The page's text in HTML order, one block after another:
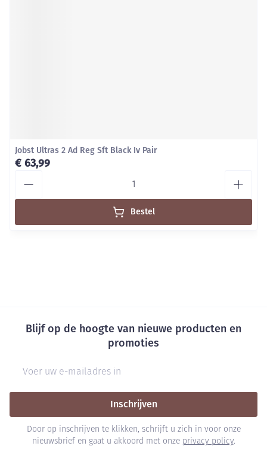
Jobst Ultras 2 Ad Reg Sft Black Iv Pair
€ 63,99
Bestel
Blijf op de hoogte van nieuwe producten en
promoties
Inschrijven
Door op inschrijven te klikken, schrijft u zich in voor onze
nieuwsbrief en gaat u akkoord met onze privacy policy.